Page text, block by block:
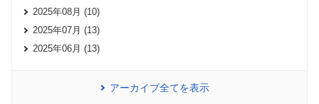
2025年08月 (10)
2025年07月 (13)
2025年06月 (13)
アーカイブ全てを表示